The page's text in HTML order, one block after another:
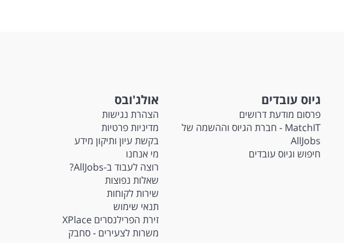
גיוס עובדים
פרסום מודעת דרושים
MatchIT - חברת הגיוס וההשמה של
AllJobs
חיפוש וגיוס עובדים
אולג'ובס
הצהרת נגישות
מדיניות פרטיות
בקשת עיון ותיקון מידע
מי אנחנו
רוצה לעבוד ב-AllJobs?
שאלות נפוצות
שירות לקוחות
תנאי שימוש
זירת הפרילנסרים XPlace
משרות לצעירים - סחבק